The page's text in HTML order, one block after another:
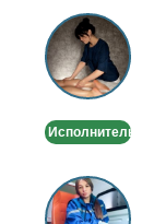
Массаж
лица
и
тела
Исполнитель
Выведение
из